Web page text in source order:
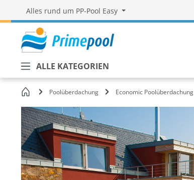
Alles rund um PP-Pool Easy
ALLE KATEGORIEN
Startseite Poolüberdachung Economic Poolüberdachung
Bildergalerie überspringen